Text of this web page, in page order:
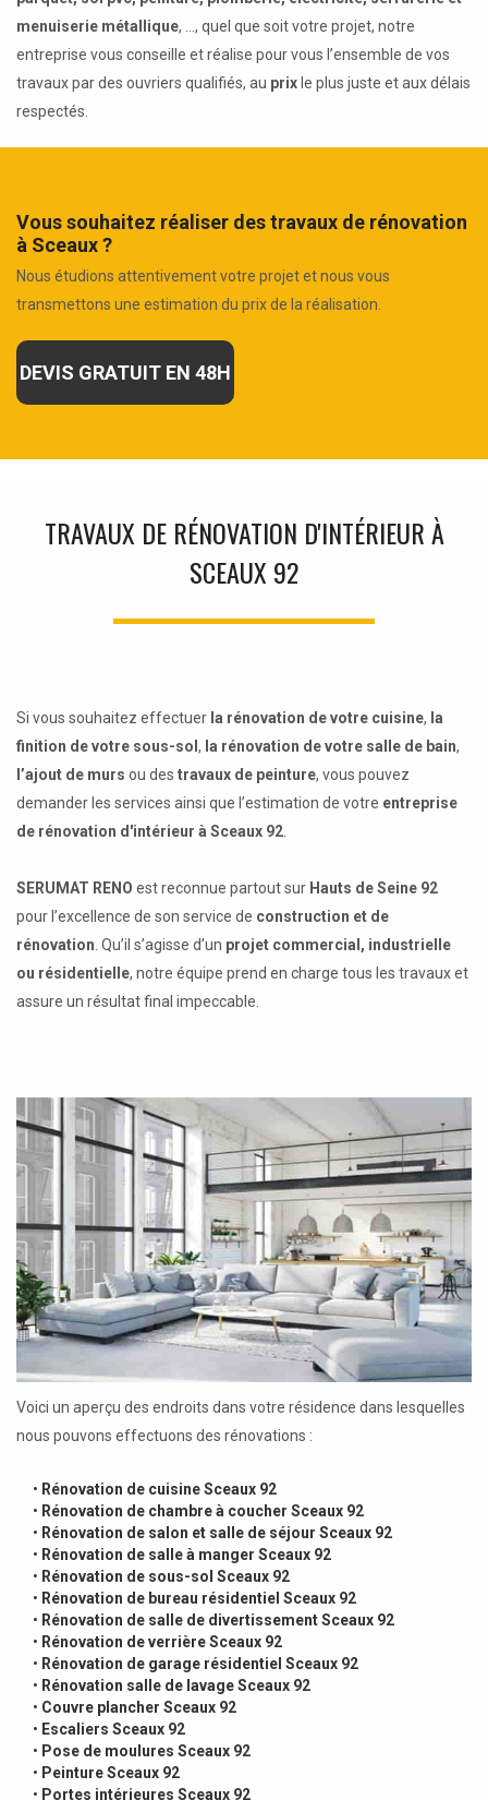
menuiserie métallique, ..., quel que soit votre projet, notre
entreprise vous conseille et réalise pour vous l’ensemble de vos
travaux par des ouvriers qualifiés, au prix le plus juste et aux délais
respectés.
Vous souhaitez réaliser des travaux de rénovation
à Sceaux ?
Nous étudions attentivement votre projet et nous vous
transmettons une estimation du prix de la réalisation.
DEVIS GRATUIT EN 48H
TRAVAUX DE RÉNOVATION D'INTÉRIEUR À
SCEAUX 92
Si vous souhaitez effectuer la rénovation de votre cuisine, la
finition de votre sous-sol , la rénovation de votre salle de bain,
l’ajout de murs ou des travaux de peinture, vous pouvez
demander les services ainsi que l’estimation de votre entreprise
de rénovation d'intérieur à Sceaux 92
SERUMAT RENO est reconnue partout sur Hauts de Seine 92
pour l’excellence de son service de construction et de
rénovation . Qu’il s’agisse d’un projet commercial, industrielle
ou résidentielle, notre équipe prend en charge tous les travaux et
assure un résultat final impeccable.
Voici un aperçu des endroits dans votre résidence dans lesquelles
nous pouvons effectuons des rénovations :
• Rénovation de cuisine Sceaux 92
• Rénovation de chambre à coucher Sceaux 92
• Rénovation de salon et salle de séjour Sceaux 92
• Rénovation de salle à manger Sceaux 92
• Rénovation de sous-sol Sceaux 92
• Rénovation de bureau résidentiel Sceaux 92
• Rénovation de salle de divertissement Sceaux 92
• Rénovation de verrière Sceaux 92
• Rénovation de garage résidentiel Sceaux 92
• Rénovation salle de lavage Sceaux 92
• Couvre plancher Sceaux 92
• Escaliers Sceaux 92
• Pose de moulures Sceaux 92
• Peinture Sceaux 92
• Portes intérieures Sceaux 92